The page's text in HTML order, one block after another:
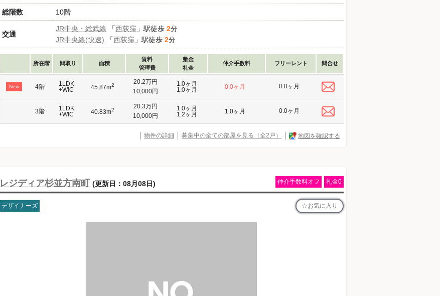
総階数 10階
交通
JR中央・総武線 「西荻窪 」駅徒歩 2分
JR中央線(快速) 「西荻窪 」駅徒歩 2分
所在階 間取り 面積
賃料
管理費
敷金
礼金
仲介手数料 フリーレント 問合せ
New
20.2万円
10,000円
1.0ヶ月
1.0ヶ月
0.0ヶ月 0.0ヶ月
4階
1LDK
+WIC
45.87m2
20.3万円
10,000円
1.0ヶ月
1.2ヶ月
1.0ヶ月 0.0ヶ月
3階
1LDK
+WIC
40.83m2
物件の詳細 募集中の全ての部屋を見る（全2戸） 地図を確認する
レジディア杉並方南町 (更新日：08月08日) 仲介手数料オフ 礼金0
デザイナーズ お気に入り